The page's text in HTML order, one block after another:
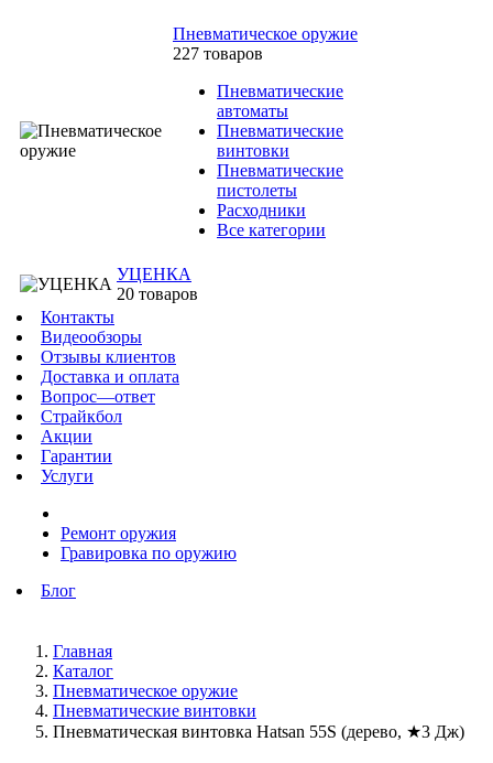
Пневматическое оружие
227 товаров
Пневматические
автоматы
Пневматические
винтовки
Пневматические
пистолеты
Расходники
Все категории
УЦЕНКА
20 товаров
Контакты
Видеообзоры
Отзывы клиентов
Доставка и оплата
Вопрос—ответ
Страйкбол
Акции
Гарантии
Услуги
Ремонт оружия
Гравировка по оружию
Блог
Главная
Каталог
Пневматическое оружие
Пневматические винтовки
Пневматическая винтовка Hatsan 55S (дерево, ★3 Дж)